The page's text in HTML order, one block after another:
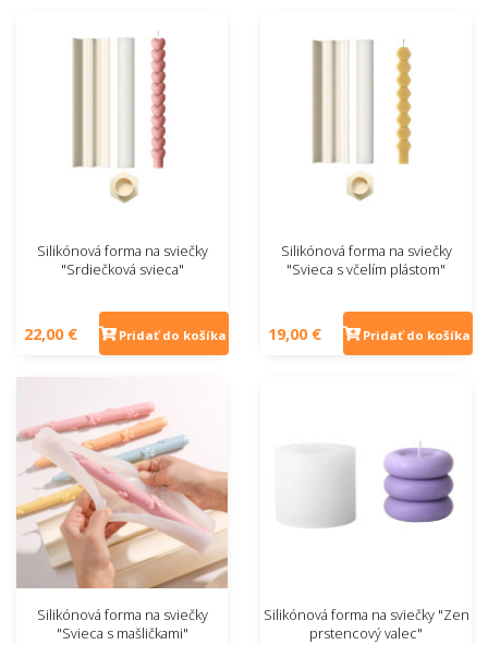
Silikónová forma na sviečky
"Srdiečková svieca"
22,00 € Pridať do košíka
Silikónová forma na sviečky
"Svieca s včelím plástom"
19,00 € Pridať do košíka
Silikónová forma na sviečky
"Svieca s mašličkami"
Silikónová forma na sviečky "Zen
prstencový valec"